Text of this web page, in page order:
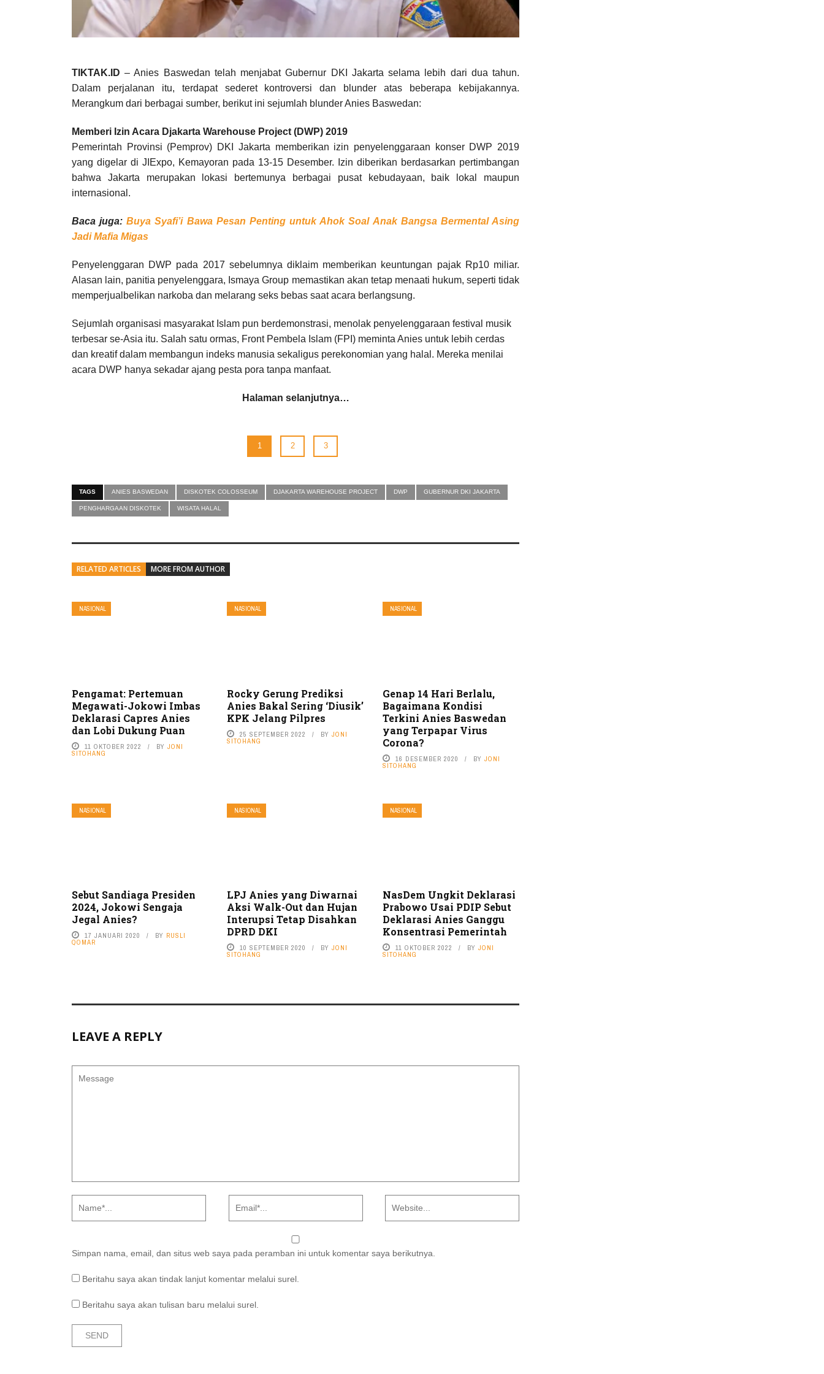
TIKTAK.ID – Anies Baswedan telah menjabat Gubernur DKI Jakarta selama lebih dari dua tahun.
Dalam perjalanan itu, terdapat sederet kontroversi dan blunder atas beberapa kebijakannya.
Merangkum dari berbagai sumber, berikut ini sejumlah blunder Anies Baswedan:
Memberi Izin Acara Djakarta Warehouse Project (DWP) 2019
Pemerintah Provinsi (Pemprov) DKI Jakarta memberikan izin penyelenggaraan konser DWP 2019
yang digelar di JIExpo, Kemayoran pada 13-15 Desember. Izin diberikan berdasarkan pertimbangan
bahwa Jakarta merupakan lokasi bertemunya berbagai pusat kebudayaan, baik lokal maupun
internasional.
Baca juga:Buya Syafi’i Bawa Pesan Penting untuk Ahok Soal Anak Bangsa Bermental Asing
Jadi Mafia Migas
Penyelenggaran DWP pada 2017 sebelumnya diklaim memberikan keuntungan pajak Rp10 miliar.
Alasan lain, panitia penyelenggara, Ismaya Group memastikan akan tetap menaati hukum, seperti tidak
memperjualbelikan narkoba dan melarang seks bebas saat acara berlangsung.
Sejumlah organisasi masyarakat Islam pun berdemonstrasi, menolak penyelenggaraan festival musik
terbesar se-Asia itu. Salah satu ormas, Front Pembela Islam (FPI) meminta Anies untuk lebih cerdas
dan kreatif dalam membangun indeks manusia sekaligus perekonomian yang halal. Mereka menilai
acara DWP hanya sekadar ajang pesta pora tanpa manfaat.
Halaman selanjutnya…
1 2 3
TAGS ANIES BASWEDAN DISKOTEK COLOSSEUM DJAKARTA WAREHOUSE PROJECT DWP GUBERNUR DKI JAKARTA
PENGHARGAAN DISKOTEK WISATA HALAL
RELATED ARTICLES MORE FROM AUTHOR
NASIONAL
Pengamat: Pertemuan
Megawati-Jokowi Imbas
Deklarasi Capres Anies
dan Lobi Dukung Puan
11 OKTOBER 2022 BY JONI
SITOHANG
NASIONAL
Rocky Gerung Prediksi
Anies Bakal Sering ‘Diusik’
KPK Jelang Pilpres
25 SEPTEMBER 2022 BYJONI
SITOHANG
NASIONAL
Genap 14 Hari Berlalu,
Bagaimana Kondisi
Terkini Anies Baswedan
yang Terpapar Virus
Corona?
16 DESEMBER 2020 BY JONI
SITOHANG
NASIONAL
Sebut Sandiaga Presiden
2024, Jokowi Sengaja
Jegal Anies?
17 JANUARI 2020 BY RUSLI
QOMAR
NASIONAL
LPJ Anies yang Diwarnai
Aksi Walk-Out dan Hujan
Interupsi Tetap Disahkan
DPRD DKI
10 SEPTEMBER 2020 BYJONI
SITOHANG
NASIONAL
NasDem Ungkit Deklarasi
Prabowo Usai PDIP Sebut
Deklarasi Anies Ganggu
Konsentrasi Pemerintah
11 OKTOBER 2022 BY JONI
SITOHANG
LEAVE A REPLY
Simpan nama, email, dan situs web saya pada peramban ini untuk komentar saya berikutnya.
Beritahu saya akan tindak lanjut komentar melalui surel.
Beritahu saya akan tulisan baru melalui surel.